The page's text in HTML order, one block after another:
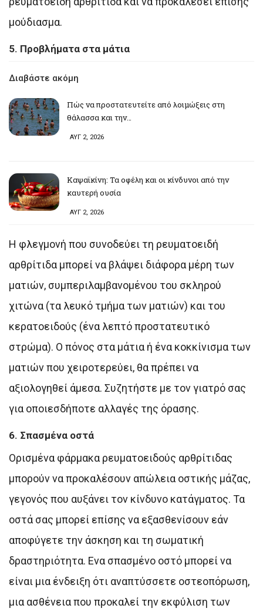
μούδιασμα.
5. Προβλήματα στα μάτια
Διαβάστε ακόμη
Πώς να προστατευτείτε από λοιμώξεις στη
θάλασσα και την…
ΑΥΓ 2, 2026
Καψαϊκίνη: Τα οφέλη και οι κίνδυνοι από την
καυτερή ουσία
ΑΥΓ 2, 2026
Η φλεγμονή που συνοδεύει τη ρευματοειδή
αρθρίτιδα μπορεί να βλάψει διάφορα μέρη των
ματιών, συμπεριλαμβανομένου του σκληρού
χιτώνα (τα λευκό τμήμα των ματιών) και του
κερατοειδούς (ένα λεπτό προστατευτικό
στρώμα). Ο πόνος στα μάτια ή ένα κοκκίνισμα των
ματιών που χειροτερεύει, θα πρέπει να
αξιολογηθεί άμεσα. Συζητήστε με τον γιατρό σας
για οποιεσδήποτε αλλαγές της όρασης.
6. Σπασμένα οστά
Ορισμένα φάρμακα ρευματοειδούς αρθρίτιδας
μπορούν να προκαλέσουν απώλεια οστικής μάζας,
γεγονός που αυξάνει τον κίνδυνο κατάγματος. Τα
οστά σας μπορεί επίσης να εξασθενίσουν εάν
αποφύγετε την άσκηση και τη σωματική
δραστηριότητα. Ενα σπασμένο οστό μπορεί να
είναι μια ένδειξη ότι αναπτύσσετε οστεοπόρωση,
μια ασθένεια που προκαλεί την εκφύλιση των